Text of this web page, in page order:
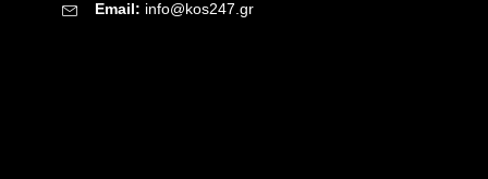
Email: info@kos247.gr